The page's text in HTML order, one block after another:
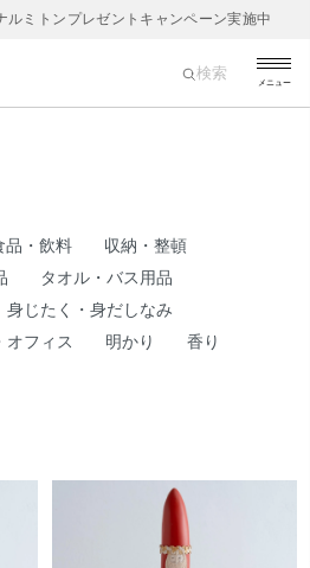
ルミトンプレゼントキャンペーン実施中
メニュー
検索
品・飲料
収納・整頓
タオル・バス用品
身じたく・身だしなみ
オフィス 明かり
香り